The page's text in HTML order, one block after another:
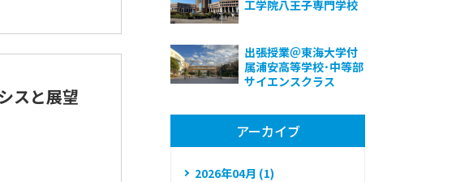
スと展望
工学院八王子専門学校
出張授業＠東海大学付
属浦安高等学校･中等部
サイエンスクラス
アーカイブ
2026年04月 (1)